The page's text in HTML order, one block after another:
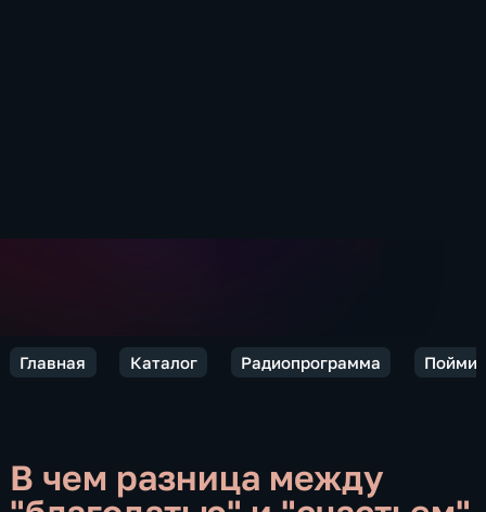
Главная Каталог Радиопрограмма Пойми
В чем разница между